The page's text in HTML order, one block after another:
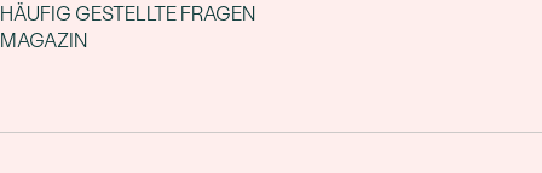
HÄUFIG GESTELLTE FRAGEN
MAGAZIN